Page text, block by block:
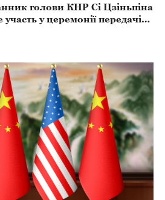
голови КНР Сі Цзіньпіна
у церемонії передачі
у Перу